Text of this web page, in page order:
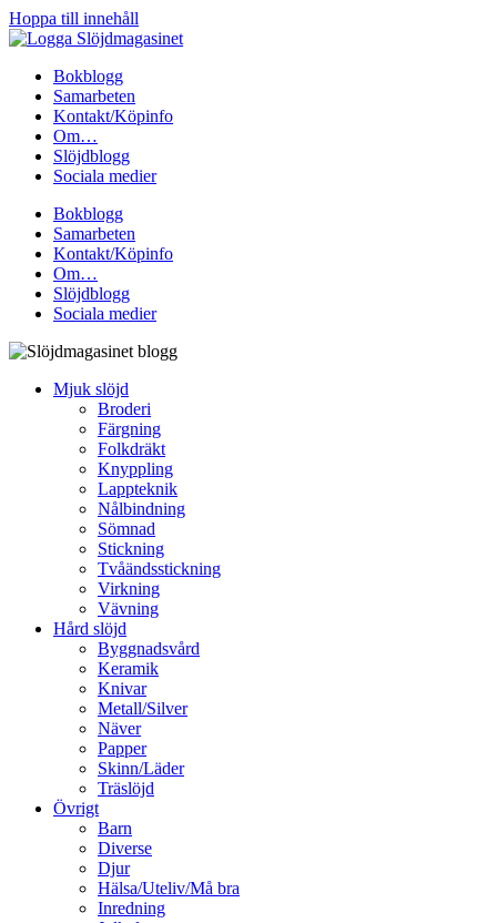
Hoppa till innehåll
Bokblogg
Samarbeten
Kontakt/Köpinfo
Om…
Slöjdblogg
Sociala medier
Bokblogg
Samarbeten
Kontakt/Köpinfo
Om…
Slöjdblogg
Sociala medier
Mjuk slöjd
Broderi
Färgning
Folkdräkt
Knyppling
Lappteknik
Nålbindning
Sömnad
Stickning
Tvåändsstickning
Virkning
Vävning
Hård slöjd
Byggnadsvård
Keramik
Knivar
Metall/Silver
Näver
Papper
Skinn/Läder
Träslöjd
Övrigt
Barn
Diverse
Djur
Hälsa/Uteliv/Må bra
Inredning